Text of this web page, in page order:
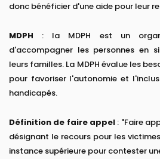
donc bénéficier d'une aide pour leur
MDPH : la MDPH est un
d'accompagner les personnes en
leurs familles. La MDPH évalue les
pour favoriser l'autonomie et
handicapés.
Définition de faire appel: "Faire
désignant le recours pour les
instance supérieure pour contester